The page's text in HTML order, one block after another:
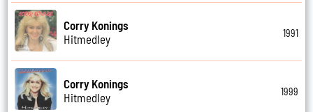
Corry Konings
Hitmedley
1991
Corry Konings
Hitmedley
1999